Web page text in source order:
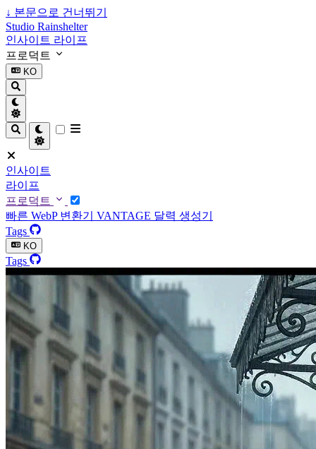
↓ 본문으로 건너뛰기
Studio Rainshelter
인사이트 라이프
프로덕트
KO
인사이트
라이프
프로덕트
빠른 WebP 변환기 VANTAGE 달력 생성기
Tags
KO
Tags